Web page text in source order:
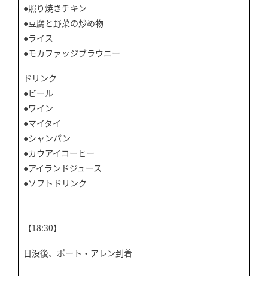
●照り焼きチキン
●豆腐と野菜の炒め物
●ライス
●モカファッジブラウニー
ドリンク
●ビール
●ワイン
●マイタイ
●シャンパン
●カウアイコーヒー
●アイランドジュース
●ソフトドリンク
【18:30】
日没後、ポート・アレン到着